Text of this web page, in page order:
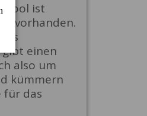
Pool ist
vorhanden.
einen
also um
kümmern
für das